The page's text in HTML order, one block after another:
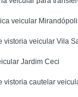
veicular
vistoria veicular Vila
Jardim Ceci
vistoria cautelar